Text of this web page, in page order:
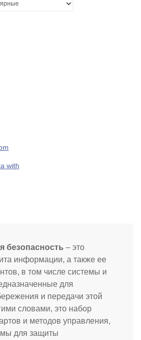
with
безопасность – это
информации, а также ее
в том числе системы и
для
и передачи этой
словами, это набор
и методов управления,
для защиты